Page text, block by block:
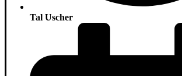
Tal Uscher